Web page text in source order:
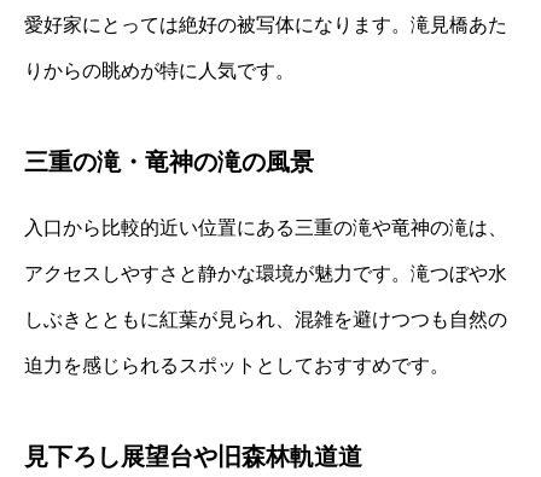
愛好家にとっては絶好の被写体になります。滝見橋あた
りからの眺めが特に人気です。
三重の滝・竜神の滝の風景
入口から比較的近い位置にある三重の滝や竜神の滝は、
アクセスしやすさと静かな環境が魅力です。滝つぼや水
しぶきとともに紅葉が見られ、混雑を避けつつも自然の
迫力を感じられるスポットとしておすすめです。
見下ろし展望台や旧森林軌道道